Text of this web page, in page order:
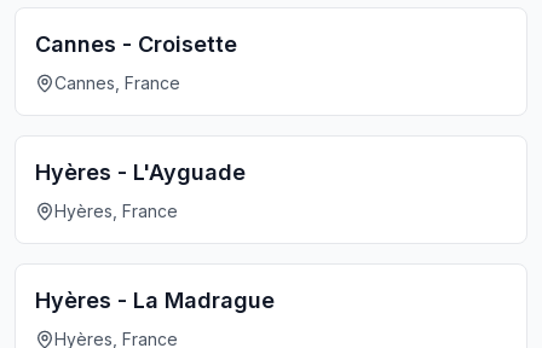
Cannes - Croisette
Cannes, France
Hyères - L'Ayguade
Hyères, France
Hyères - La Madrague
Hyères, France